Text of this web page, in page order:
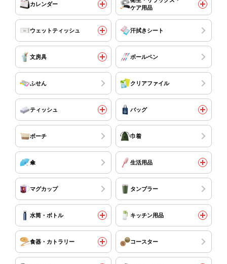
カレンダー
ケア用品
ウェットティッシュ 汗拭きシート
文房具 ボールペン
ふせん クリアファイル
ティッシュ バッグ
ポーチ 巾着
傘 生活用品
マグカップ タンブラー
水筒・ボトル キッチン用品
食器・カトラリー コースター